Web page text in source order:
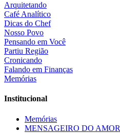
Arquitetando
Café Analítico
Dicas do Chef
Nosso Povo
Pensando em Você
Partiu Região
Cronicando
Falando em Finanças
Memórias
Institucional
Memórias
MENSAGEIRO DO AMOR